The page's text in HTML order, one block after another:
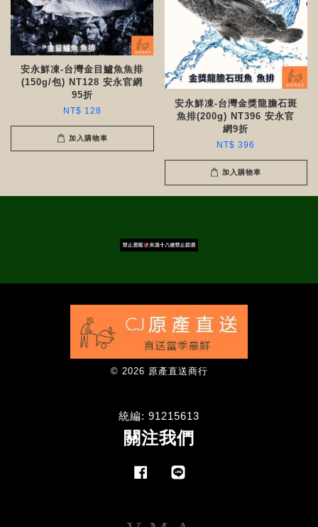
安永鮮凍-台灣金目鱸魚魚排
(150g/包) NT128 安永官網
95折
NT$ 128
加入購物車
安永鮮凍-台灣金獎龍膽石斑
魚排(200g) NT396 安永官
網9折
NT$ 396
加入購物車
© 2026 原產直送商行
統編: 91215613
關注我們
Facebook